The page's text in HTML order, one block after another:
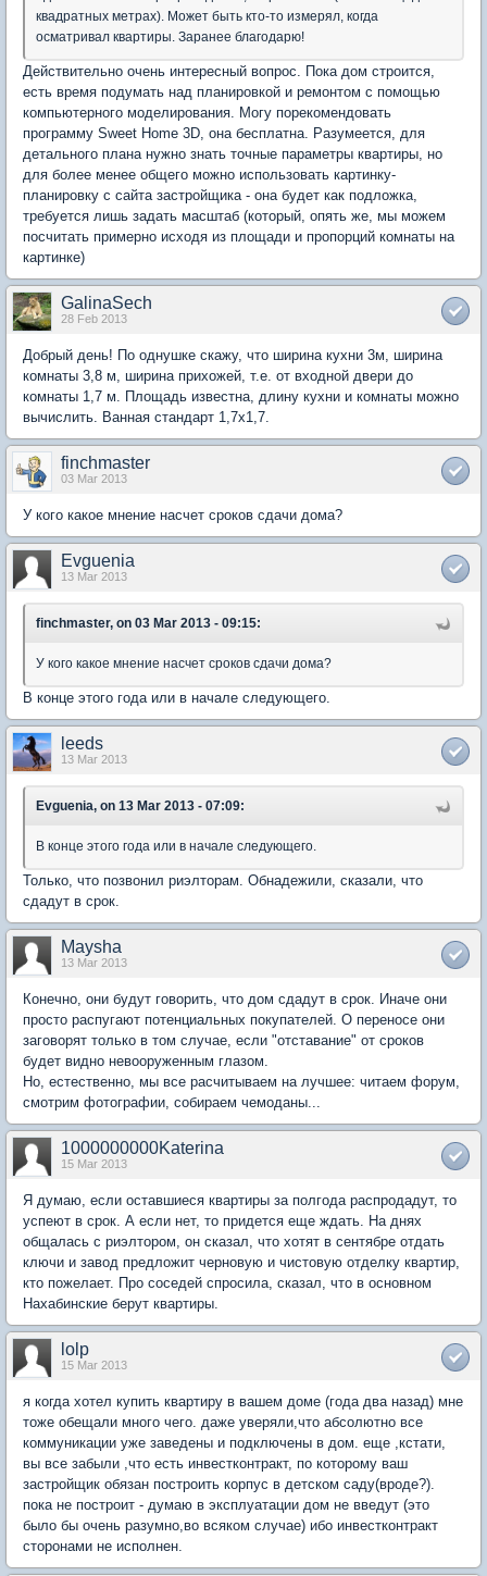
квадратных метрах). Может быть кто-то измерял, когда
осматривал квартиры. Заранее благодарю!
Действительно очень интересный вопрос. Пока дом строится,
есть время подумать над планировкой и ремонтом с помощью
компьютерного моделирования. Могу порекомендовать
программу Sweet Home 3D, она бесплатна. Разумеется, для
детального плана нужно знать точные параметры квартиры, но
для более менее общего можно использовать картинку-
планировку с сайта застройщика - она будет как подложка,
требуется лишь задать масштаб (который, опять же, мы можем
посчитать примерно исходя из площади и пропорций комнаты на
картинке)
GalinaSech
28 Feb 2013
Добрый день! По однушке скажу, что ширина кухни 3м, ширина
комнаты 3,8 м, ширина прихожей, т.е. от входной двери до
комнаты 1,7 м. Площадь известна, длину кухни и комнаты можно
вычислить. Ванная стандарт 1,7х1,7.
finchmaster
03 Mar 2013
У кого какое мнение насчет сроков сдачи дома?
Evguenia
13 Mar 2013
finchmaster, on 03 Mar 2013 - 09:15:
У кого какое мнение насчет сроков сдачи дома?
В конце этого года или в начале следующего.
leeds
13 Mar 2013
Evguenia, on 13 Mar 2013 - 07:09:
В конце этого года или в начале следующего.
Только, что позвонил риэлторам. Обнадежили, сказали, что
сдадут в срок.
Maysha
13 Mar 2013
Конечно, они будут говорить, что дом сдадут в срок. Иначе они
просто распугают потенциальных покупателей. О переносе они
заговорят только в том случае, если "отставание" от сроков
будет видно невооруженным глазом.
Но, естественно, мы все расчитываем на лучшее: читаем форум,
смотрим фотографии, собираем чемоданы...
1000000000Katerina
15 Mar 2013
Я думаю, если оставшиеся квартиры за полгода распродадут, то
успеют в срок. А если нет, то придется еще ждать. На днях
общалась с риэлтором, он сказал, что хотят в сентябре отдать
ключи и завод предложит черновую и чистовую отделку квартир,
кто пожелает. Про соседей спросила, сказал, что в основном
Нахабинские берут квартиры.
lolp
15 Mar 2013
я когда хотел купить квартиру в вашем доме (года два назад) мне
тоже обещали много чего. даже уверяли,что абсолютно все
коммуникации уже заведены и подключены в дом. еще ,кстати,
вы все забыли ,что есть инвестконтракт, по которому ваш
застройщик обязан построить корпус в детском саду(вроде?).
пока не построит - думаю в эксплуатации дом не введут (это
было бы очень разумно,во всяком случае) ибо инвестконтракт
сторонами не исполнен.